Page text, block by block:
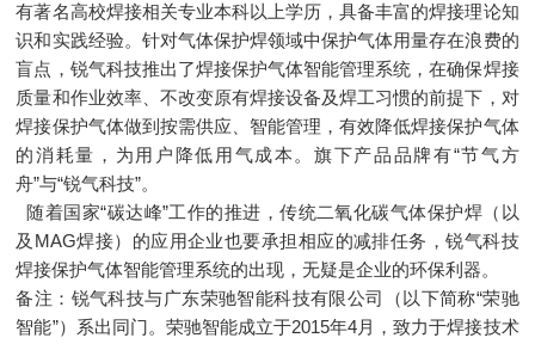
有著名高校焊接相关专业本科以上学历，具备丰富的焊接理论知
识和实践经验。针对气体保护焊领域中保护气体用量存在浪费的
盲点，锐气科技推出了焊接保护气体智能管理系统，在确保焊接
质量和作业效率、不改变原有焊接设备及焊工习惯的前提下，对
焊接保护气体做到按需供应、智能管理，有效降低焊接保护气体
的消耗量，为用户降低用气成本。旗下产品品牌有“节气方
舟”与“锐气科技”。
随着国家“碳达峰”工作的推进，传统二氧化碳气体保护焊（以
及MAG焊接）的应用企业也要承担相应的减排任务，锐气科技
焊接保护气体智能管理系统的出现，无疑是企业的环保利器。
备注：锐气科技与广东荣驰智能科技有限公司（以下简称“荣驰
智能”）系出同门。荣驰智能成立于2015年4月，致力于焊接技术